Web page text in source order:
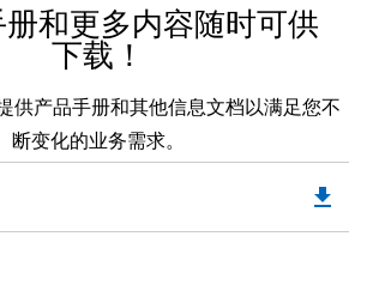
册和更多内容随时可供
下载！
供产品手册和其他信息文档以满足您不
断变化的业务需求。
file_download